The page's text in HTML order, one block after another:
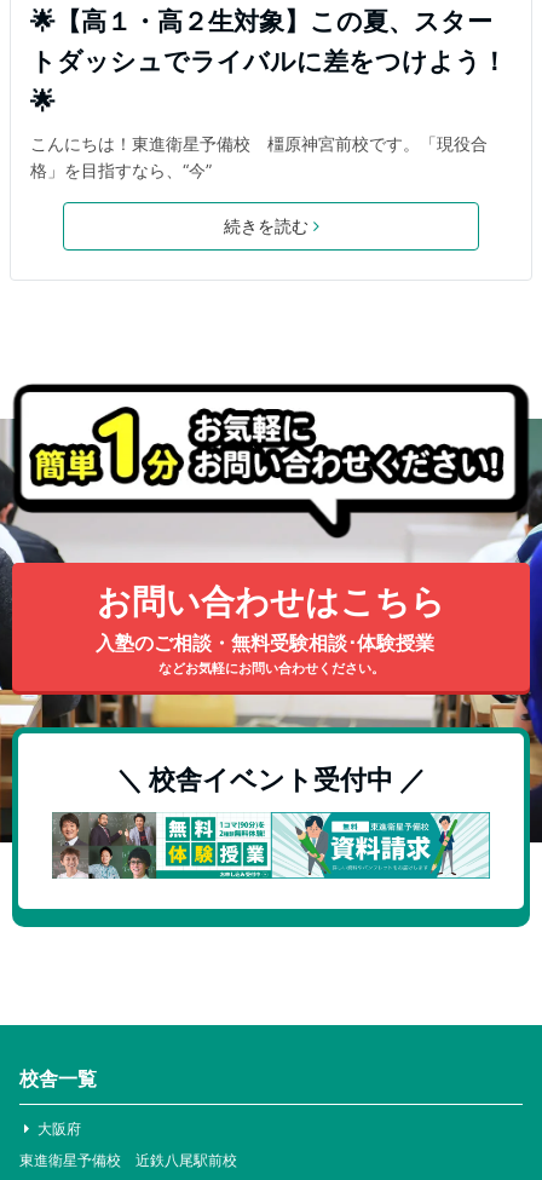
🌟【高１・高２生対象】この夏、スター
トダッシュでライバルに差をつけよう！
🌟
こんにちは！東進衛星予備校 橿原神宮前校です。「現役合
格」を目指すなら、“今”
続きを読む
お問い合わせはこちら
入塾のご相談・無料受験相談･体験授業
などお気軽にお問い合わせください。
＼ 校舎イベント受付中 ／
校舎一覧
大阪府
東進衛星予備校 近鉄八尾駅前校